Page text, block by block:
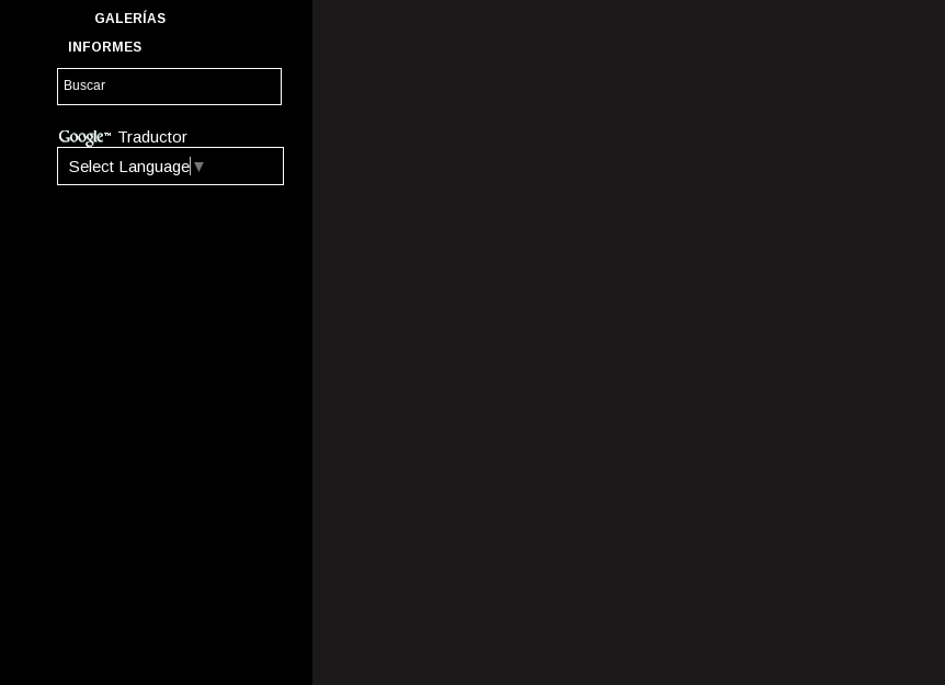
GALERÍAS
INFORMES
Traductor
Select Language ▼